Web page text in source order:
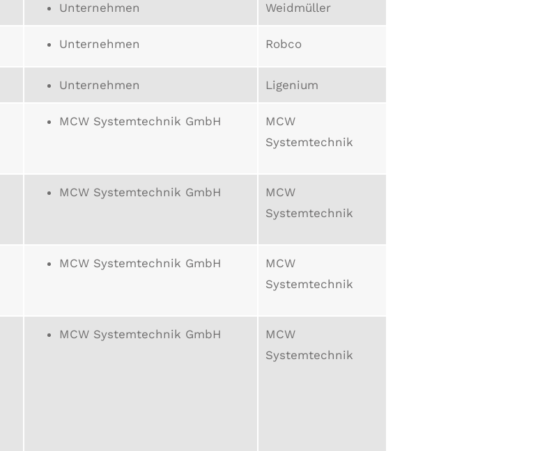
Unternehmen Weidmüller
Unternehmen Robco
Unternehmen Ligenium
MCW Systemtechnik GmbH
MCW
Systemtechnik
MCW Systemtechnik GmbH
MCW
Systemtechnik
MCW Systemtechnik GmbH
MCW
Systemtechnik
MCW Systemtechnik GmbH
MCW
Systemtechnik